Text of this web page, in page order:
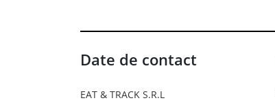
Date de contact
EAT & TRACK S.R.L